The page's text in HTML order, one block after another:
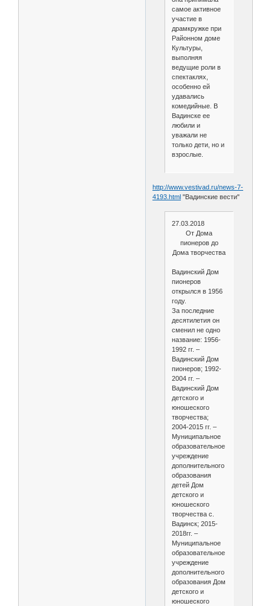
самое активное
участие в
драмкружке при
Районном доме
Культуры,
выполняя
ведущие роли в
спектаклях,
особенно ей
удавались
комедийные. В
Вадинске ее
любили и
уважали не
только дети, но и
взрослые.
http://www.vestivad.ru/news-7-
4193.html "Вадинские вести"
27.03.2018
От Дома
пионеров до
Дома творчества
Вадинский Дом
пионеров
открылся в 1956
году.
За последние
десятилетия он
сменил не одно
название: 1956-
1992 гг. –
Вадинский Дом
пионеров; 1992-
2004 гг. –
Вадинский Дом
детского и
юношеского
творчества;
2004-2015 гг. –
Муниципальное
образовательное
учреждение
дополнительного
образования
детей Дом
детского и
юношеского
творчества с.
Вадинск; 2015-
2018гг. –
Муниципальное
образовательное
учреждение
дополнительного
образования Дом
детского и
юношеского